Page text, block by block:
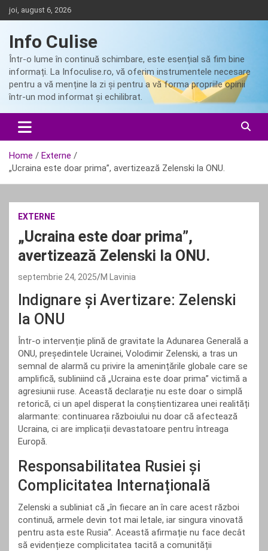
Skip
to
joi, august 6, 2026
Info Culise
Într-o lume în continuă schimbare, este esențial să fim bine
informați. La Infoculise.ro, vă oferim instrumentele necesare
pentru a vă menține la zi și pentru a vă forma propriile opinii
într-un mod informat și echilibrat.
Home
Externe
„Ucraina este doar prima”, avertizează Zelenski la ONU.
EXTERNE
„Ucraina este doar prima”,
avertizează Zelenski la ONU.
septembrie 24, 2025 M Lavinia
Indignare și Avertizare: Zelenski
la ONU
Într-o intervenție plină de gravitate la Adunarea Generală a
ONU, președintele Ucrainei, Volodimir Zelenski, a tras un
semnal de alarmă cu privire la amenințările globale care se
amplifică, subliniind că „Ucraina este doar prima” victimă a
agresiunii ruse. Această declarație nu este doar o simplă
retorică, ci un apel disperat la conștientizarea unei realități
alarmante: continuarea războiului nu doar că afectează
Ucraina, ci are implicații devastatoare pentru întreaga
Europă.
Responsabilitatea Rusiei și
Complicitatea Internațională
Zelenski a subliniat că „în fiecare an în care acest război
continuă, armele devin tot mai letale, iar singura vinovată
pentru asta este Rusia”. Această afirmație nu face decât
să evidențieze complicitatea tacită a comunității